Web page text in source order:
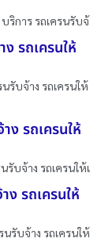
ริการ รถเครนรับจ้
รถเครนให้
รับจ้าง รถเครนให้
ง รถเครนให้
รับจ้าง รถเครนให้เ
ง รถเครนให้
นรับจ้าง รถเครนให้